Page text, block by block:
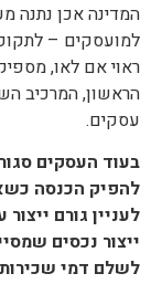
המדינה אכן נתנה
למועסקים –
ראוי אם לאו,
הראשון, המרכיב
עסקים.
בעוד העסקים
להפיק הכנסה
לעניין גורם
ייצור נכסים
לשלם דמי